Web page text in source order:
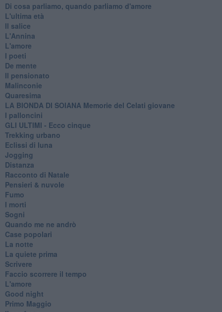
Di cosa parliamo, quando parliamo d'amore
L'ultima età
Il salice
L'Annina
L'amore
I poeti
De mente
Il pensionato
Malinconie
Quaresima
LA BIONDA DI SOIANA Memorie del Celati giovane
I palloncini
GLI ULTIMI - Ecco cinque
Trekking urbano
Eclissi di luna
Jogging
Distanza
Racconto di Natale
Pensieri & nuvole
Fumo
I morti
Sogni
Quando me ne andrò
Case popolari
La notte
La quiete prima
Scrivere
Faccio scorrere il tempo
L'amore
Good night
Primo Maggio